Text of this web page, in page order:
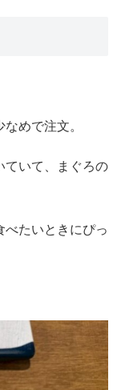
めで注文。
ていて、まぐろの
たいときにぴっ